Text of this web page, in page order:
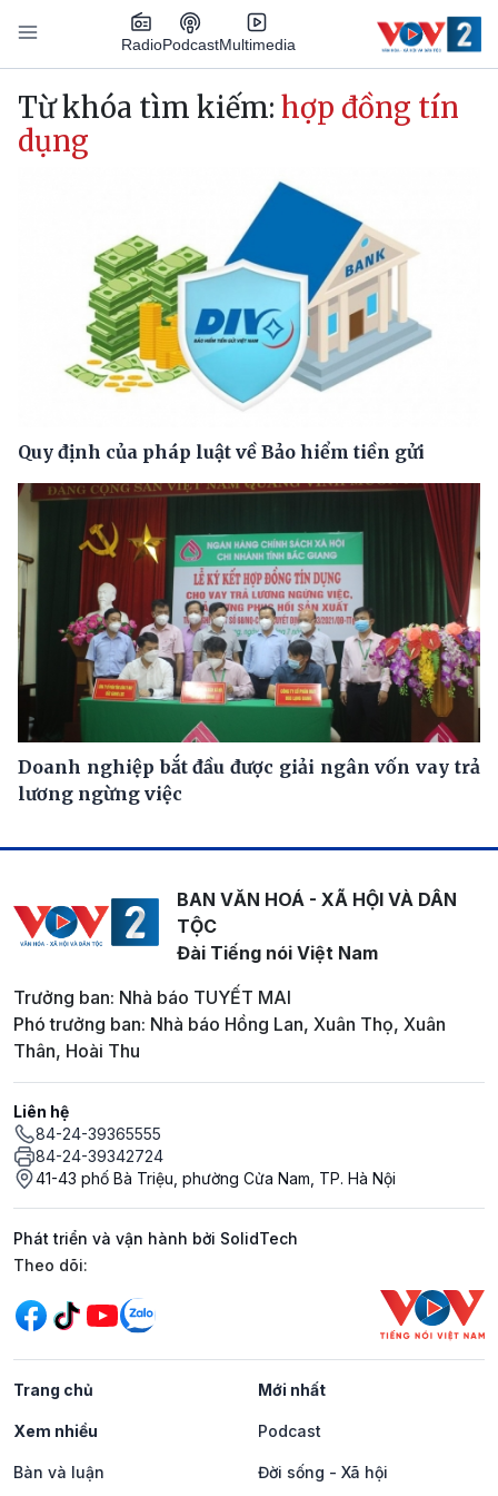
Nhảy đến nội dung
RadioPodcastMultimedia
Main navigation
Từ khóa tìm kiếm: hợp đồng tín
dụng
Quy định của pháp luật về Bảo hiểm tiền gửi
Doanh nghiệp bắt đầu được giải ngân vốn vay trả
lương ngừng việc
BAN VĂN HOÁ - XÃ HỘI VÀ DÂN
TỘC
Đài Tiếng nói Việt Nam
Trưởng ban: Nhà báo TUYẾT MAI
Phó trưởng ban: Nhà báo Hồng Lan, Xuân Thọ, Xuân
Thân, Hoài Thu
Liên hệ
84-24-39365555
84-24-39342724
41-43 phố Bà Triệu, phường Cửa Nam, TP. Hà Nội
Phát triển và vận hành bởi SolidTech
Mạng xã hội
Theo dõi:
Trang chủ Mới nhất
Xem nhiều Podcast
Bàn và luận Đời sống - Xã hội